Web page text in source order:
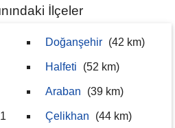
İlçeler
Doğanşehir (42 km)
Halfeti (52 km)
Araban (39 km)
Çelikhan (44 km)